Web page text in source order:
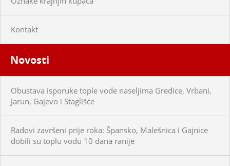
Kontakt
Novosti
Obustava isporuke tople vode naseljima Gredice, Vrbani,
Jarun, Gajevo i Staglišće
Radovi završeni prije roka: Špansko, Malešnica i Gajnice
dobili su toplu vodu 10 dana ranije